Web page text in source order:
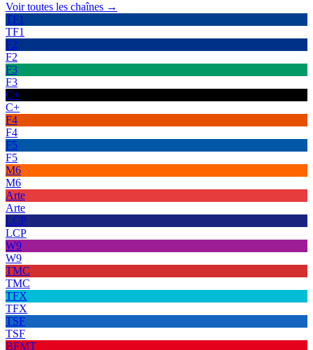
Voir toutes les chaînes →
TF1
TF1
F2
F2
F3
F3
C+
C+
F4
F4
F5
F5
M6
M6
Arte
Arte
LCP
LCP
W9
W9
TMC
TMC
TFX
TFX
TSF
TSF
BFMT